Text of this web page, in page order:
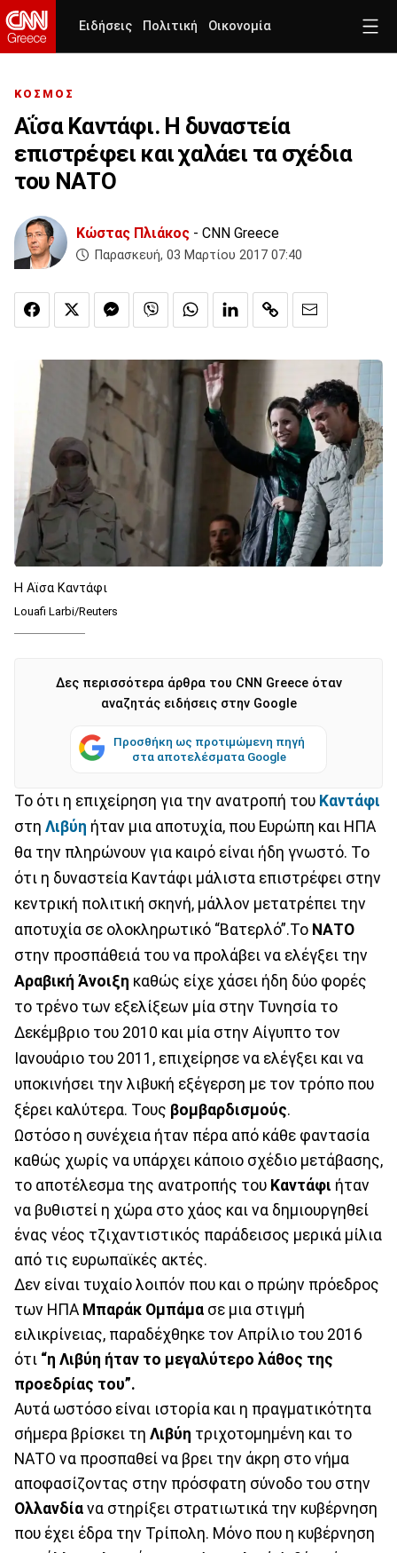
Ειδήσεις Πολιτική Οικονομία
ΚΟΣΜΟΣ
Αΐσα Καντάφι. Η δυναστεία
επιστρέφει και χαλάει τα σχέδια
του ΝΑΤΟ
Κώστας Πλιάκος - CNN Greece
Παρασκευή, 03 Μαρτίου 2017 07:40
H Aϊσα Καντάφι
Louafi Larbi/Reuters
Δες περισσότερα άρθρα του CNN Greece όταν
αναζητάς ειδήσεις στην Google
Προσθήκη ως προτιμώμενη πηγή
στα αποτελέσματα Google
Το ότι η επιχείρηση για την ανατροπή του Καντάφι
στη Λιβύη ήταν μια αποτυχία, που Ευρώπη και ΗΠΑ
θα την πληρώνουν για καιρό είναι ήδη γνωστό. Το
ότι η δυναστεία Καντάφι μάλιστα επιστρέφει στην
κεντρική πολιτική σκηνή, μάλλον μετατρέπει την
αποτυχία σε ολοκληρωτικό “Βατερλό”.Το ΝΑΤΟ
στην προσπάθειά του να προλάβει να ελέγξει την
Αραβική Άνοιξη καθώς είχε χάσει ήδη δύο φορές
το τρένο των εξελίξεων μία στην Τυνησία το
Δεκέμβριο του 2010 και μία στην Αίγυπτο τον
Ιανουάριο του 2011, επιχείρησε να ελέγξει και να
υποκινήσει την λιβυκή εξέγερση με τον τρόπο που
ξέρει καλύτερα. Τους βομβαρδισμούς.
Ωστόσο η συνέχεια ήταν πέρα από κάθε φαντασία
καθώς χωρίς να υπάρχει κάποιο σχέδιο μετάβασης,
το αποτέλεσμα της ανατροπής του Καντάφι ήταν
να βυθιστεί η χώρα στο χάος και να δημιουργηθεί
ένας νέος τζιχαντιστικός παράδεισος μερικά μίλια
από τις ευρωπαϊκές ακτές.
Δεν είναι τυχαίο λοιπόν που και ο πρώην πρόεδρος
των ΗΠΑ Μπαράκ Ομπάμα σε μια στιγμή
ειλικρίνειας, παραδέχθηκε τον Απρίλιο του 2016
ότι “η Λιβύη ήταν το μεγαλύτερο λάθος της
προεδρίας του”.
Αυτά ωστόσο είναι ιστορία και η πραγματικότητα
σήμερα βρίσκει τη Λιβύη τριχοτομημένη και το
ΝΑΤΟ να προσπαθεί να βρει την άκρη στο νήμα
αποφασίζοντας στην πρόσφατη σύνοδο του στην
Ολλανδία να στηρίξει στρατιωτικά την κυβέρνηση
που έχει έδρα την Τρίπολη. Μόνο που η κυβέρνηση